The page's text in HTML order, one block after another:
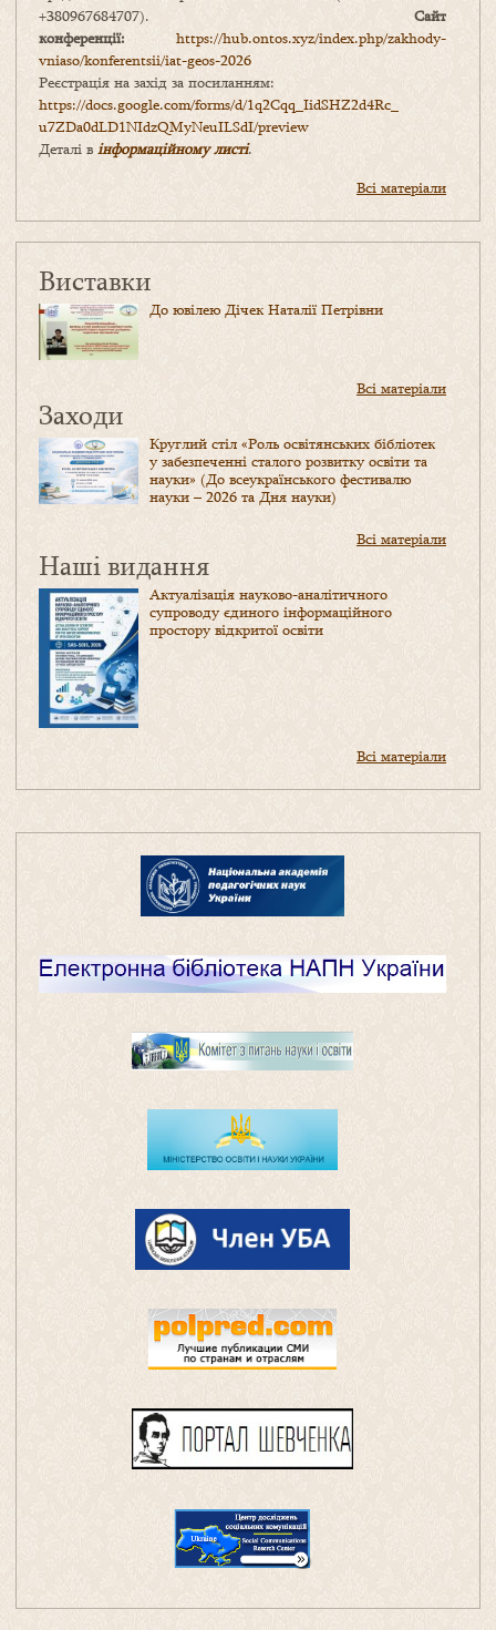
+380967684707). Сайт
конференції: https://hub.ontos.xyz/index.php/zakhody-
vniaso/konferentsii/iat-geos-2026
Реєстрація на захід за посиланням:
https://docs.google.com/forms/d/1q2Cqq_IidSHZ2d4Rc_
u7ZDa0dLD1NIdzQMyNeuILSdI/preview
Деталі в інформаційному листі.
Всі матеріали
Виставки
До ювілею Дічек Наталії Петрівни
Всі матеріали
Заходи
Круглий стіл «Роль освітянських бібліотек
у забезпеченні сталого розвитку освіти та
науки» (До всеукраїнського фестивалю
науки – 2026 та Дня науки)
Всі матеріали
Наші видання
Актуалізація науково-аналітичного
супроводу єдиного інформаційного
простору відкритої освіти
Всі матеріали